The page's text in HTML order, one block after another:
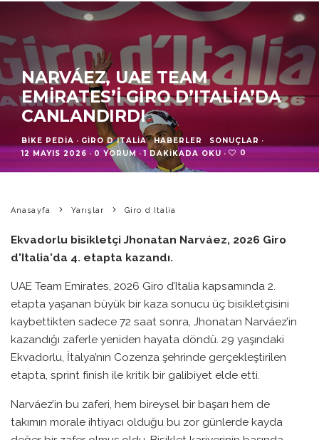
NARVÁEZ, UAE TEAM
EMIRATES’I GIRO D’ITALIA’DA
CANLANDIRDI
BIKE PEDIA · GIRO D ITALIA HABERLER SONUÇLAR ·
12 MAYIS 2026 · 0 YORUM · 1 DAKIKADA OKU · 0
Anasayfa Yarışlar Giro d Italia
Ekvadorlu bisikletçi Jhonatan Narváez, 2026 Giro
d'Italia'da 4. etapta kazandı.
UAE Team Emirates, 2026 Giro d’Italia kapsamında 2.
etapta yaşanan büyük bir kaza sonucu üç bisikletçisini
kaybettikten sadece 72 saat sonra, Jhonatan Narváez’in
kazandığı zaferle yeniden hayata döndü. 29 yaşındaki
Ekvadorlu, İtalya’nın Cozenza şehrinde gerçekleştirilen
etapta, sprint finish ile kritik bir galibiyet elde etti.
Narváez’in bu zaferi, hem bireysel bir başarı hem de
takımın morale ihtiyacı olduğu bu zor günlerde kayda